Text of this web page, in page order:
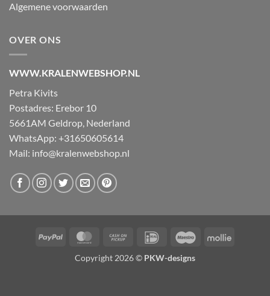
Algemene voorwaarden
OVER ONS
WWW.KRALENWEBSHOP.NL
Petra Kivits
Postadres: Erebor 10
5661AM Geldrop, Nederland
WhatsApp: +31650605614
Mail: info@kralenwebshop.nl
PayPal MasterCardCash
Pickup
IDeal Maestro Mollie
Copyright 2026 © PKW-designs